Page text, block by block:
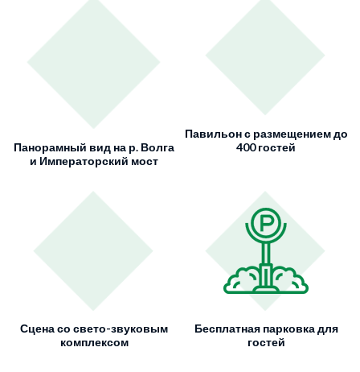
Панорамный вид на р. Волга
и Императорский мост
Павильон с размещением до
400 гостей
Сцена со свето-звуковым
комплексом
Бесплатная парковка для
гостей